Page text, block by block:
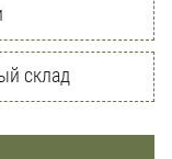
склад